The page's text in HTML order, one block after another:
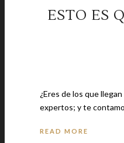
ESTO ES
¿Eres de los que llegan tarde o temprano a una cita? Sin
expertos; y te
READ MORE